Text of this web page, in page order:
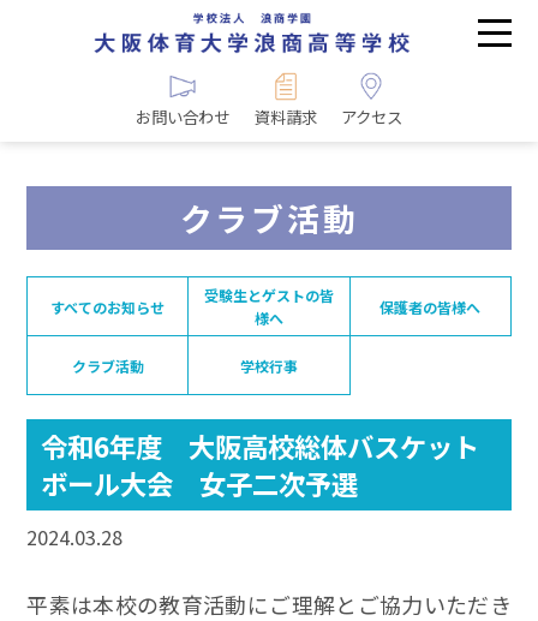
お問い合わせ 資料請求 アクセス
クラブ活動
すべてのお知らせ
受験生とゲストの皆
様へ
保護者の皆様へ
クラブ活動 学校行事
令和6年度 大阪高校総体バスケット
ボール大会 女子二次予選
2024.03.28
平素は本校の教育活動にご理解とご協力いただき